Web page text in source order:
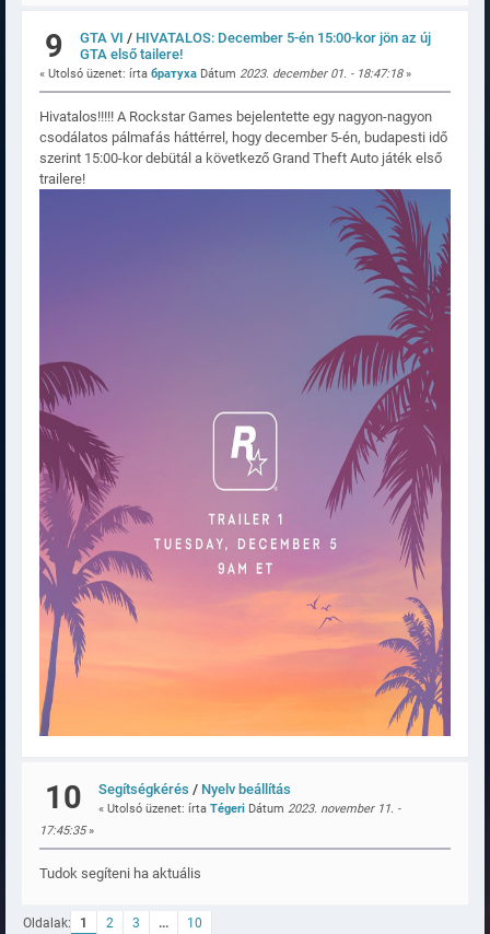
9 GTA VI / HIVATALOS: December 5-én 15:00-kor jön az új
GTA első tailere!
« Utolsó üzenet: írta братуха Dátum 2023. december 01. - 18:47:18»
Hivatalos!!!!! A Rockstar Games bejelentette egy nagyon-nagyon
csodálatos pálmafás háttérrel, hogy december 5-én, budapesti idő
szerint 15:00-kor debütál a következő Grand Theft Auto játék első
trailere!
10 Segítségkérés / Nyelv beállítás
« Utolsó üzenet: írta Tégeri Dátum 2023. november 11. -
17:45:35»
Tudok segíteni ha aktuális
Oldalak: 1 2 3 ... 10